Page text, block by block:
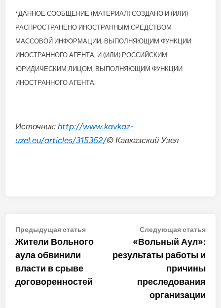
*ДАННОЕ СООБЩЕНИЕ (МАТЕРИАЛ) СОЗДАНО И (ИЛИ)
РАСПРОСТРАНЕНО ИНОСТРАННЫМ СРЕДСТВОМ
МАССОВОЙ ИНФОРМАЦИИ, ВЫПОЛНЯЮЩИМ ФУНКЦИИ
ИНОСТРАННОГО АГЕНТА, И (ИЛИ) РОССИЙСКИМ
ЮРИДИЧЕСКИМ ЛИЦОМ, ВЫПОЛНЯЮЩИМ ФУНКЦИИ
ИНОСТРАННОГО АГЕНТА.
Источник:http://www.kavkaz-
uzel.eu/articles/315352/© Кавказский Узел
Навигация
по
записям
Предыдущая статьяПредыдущая
статья:
Жители Вольного
аула обвинили
власти в срыве
договоренностей
Следующая статья
«Вольный Аул»:
результаты работы и
причины
преследования
организации